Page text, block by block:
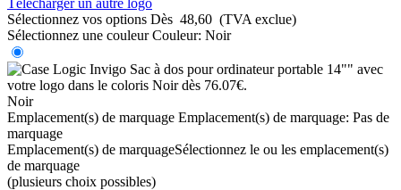
Sélectionnez vos options Dès 48,60 (TVA exclue)
Sélectionnez une couleur Couleur: Noir
Noir
Emplacement(s) de marquage Emplacement(s) de marquage: Pas de
marquage
Emplacement(s) de marquageSélectionnez le ou les emplacement(s)
de marquage
(plusieurs choix possibles)